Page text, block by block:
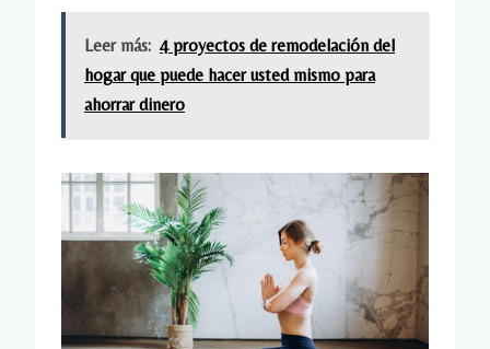
Leer más: 4 proyectos de remodelación del
hogar que puede hacer usted mismo para
ahorrar dinero